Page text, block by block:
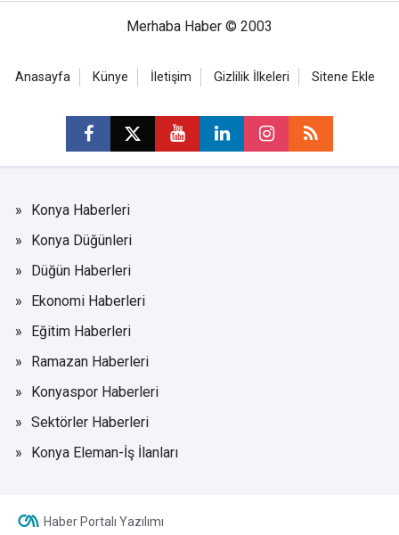
Merhaba Haber © 2003
Anasayfa Künye İletişim Gizlilik İlkeleri Sitene Ekle
Konya Haberleri
Konya Düğünleri
Düğün Haberleri
Ekonomi Haberleri
Eğitim Haberleri
Ramazan Haberleri
Konyaspor Haberleri
Sektörler Haberleri
Konya Eleman-İş İlanları
Haber Portalı Yazılımı